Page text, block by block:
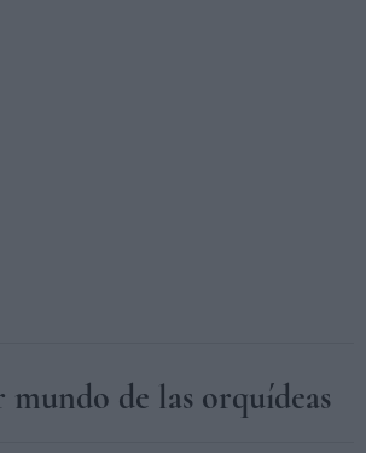
de las orquídeas